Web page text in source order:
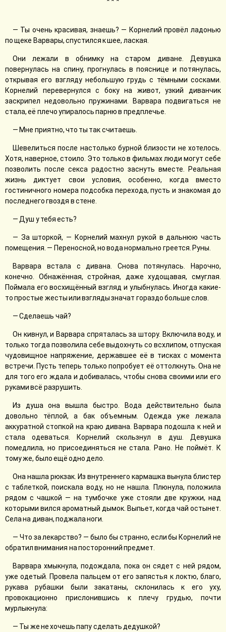
— Ты очень красивая, знаешь? — Корнелий провёл ладонью
по щеке Варвары, спустился к шее, лаская.
Они лежали в обнимку на старом диване. Девушка
повернулась на спину, прогнулась в пояснице и потянулась,
открывая его взгляду небольшую грудь с тёмными сосками.
Корнелий перевернулся с боку на живот, узкий диванчик
заскрипел недовольно пружинами. Варвара подвигаться не
стала, еë плечо упиралось парню в предплечье.
— Мне приятно, что ты так считаешь.
Шевелиться после настолько бурной близости не хотелось.
Хотя, наверное, стоило. Это только в фильмах люди могут себе
позволить после секса радостно заснуть вместе. Реальная
жизнь диктует свои условия, особенно, когда вместо
гостиничного номера подсобка перехода, пусть и знакомая до
последнего гвоздя в стене.
— Душ у тебя есть?
— За шторкой, — Корнелий махнул рукой в дальнюю часть
помещения. — Переносной, но вода нормально греется. Руны.
Варвара встала с дивана. Снова потянулась. Нарочно,
конечно. Обнажённая, стройная, даже худощавая, смуглая.
Поймала его восхищённый взгляд и улыбнулась. Иногда какие-
то простые жесты или взгляды значат гораздо больше слов.
— Сделаешь чай?
Он кивнул, и Варвара спряталась за штору. Включила воду, и
только тогда позволила себе выдохнуть со всхлипом, отпуская
чудовищное напряжение, державшее её в тисках с момента
встречи. Пусть теперь только попробует её оттолкнуть. Она не
для того его ждала и добивалась, чтобы снова своими или его
руками всё разрушить.
Из душа она вышла быстро. Вода действительно была
довольно тёплой, а бак объемным. Одежда уже лежала
аккуратной стопкой на краю дивана. Варвара подошла к ней и
стала одеваться. Корнелий скользнул в душ. Девушка
помедлила, но присоединяться не стала. Рано. Не поймёт. К
тому же, было ещё одно дело.
Она нашла рюкзак. Из внутреннего кармашка вынула блистер
с таблеткой, поискала воду, но не нашла. Плюнула, положила
рядом с чашкой — на тумбочке уже стояли две кружки, над
которыми вился ароматный дымок. Выпьет, когда чай остынет.
Села на диван, поджала ноги.
— Что за лекарство? — было бы странно, если бы Корнелий не
обратил внимания на посторонний предмет.
Варвара хмыкнула, подождала, пока он сядет с ней рядом,
уже одетый. Провела пальцем от его запястья к локтю, благо,
рукава рубашки были закатаны, склонилась к его уху,
провокационно прислонившись к плечу грудью, почти
мурлыкнула:
— Ты же не хочешь папу сделать дедушкой?